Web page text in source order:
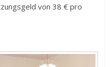
von 38 € pro